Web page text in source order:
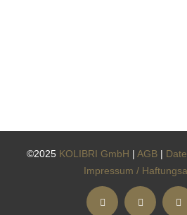
©2025 KOLIBRI GmbH | AGB |
Impressum /